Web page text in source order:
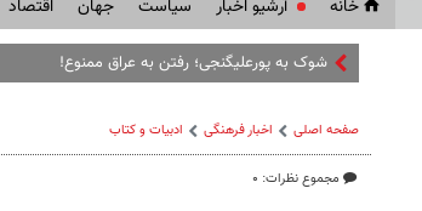
خانه آرشیو اخبار سياست جهان اقتصاد
صفحه اصلی اخبار فرهنگی ادبیات و کتاب
مجموع نظرات: ۰